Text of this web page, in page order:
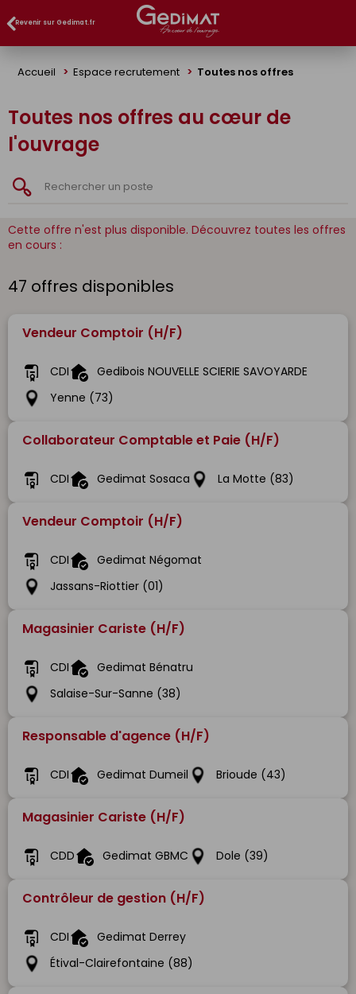
Panneau de gestion des cookies
Revenir sur Gedimat.fr
Accueil Espace recrutement Toutes nos offres
Toutes nos offres au cœur de
l'ouvrage
Cette offre n'est plus disponible. Découvrez toutes les offres
en cours :
47 offres disponibles
Vendeur Comptoir (H/F)
CDI
Gedibois NOUVELLE SCIERIE SAVOYARDE
Yenne (73)
Collaborateur Comptable et Paie (H/F)
CDI Gedimat Sosaca La Motte (83)
Vendeur Comptoir (H/F)
CDI
Gedimat Négomat
Jassans-Riottier (01)
Magasinier Cariste (H/F)
CDI
Gedimat Bénatru
Salaise-Sur-Sanne (38)
Responsable d'agence (H/F)
CDI Gedimat Dumeil Brioude (43)
Magasinier Cariste (H/F)
CDD Gedimat GBMC Dole (39)
Contrôleur de gestion (H/F)
CDI
Gedimat Derrey
Étival-Clairefontaine (88)